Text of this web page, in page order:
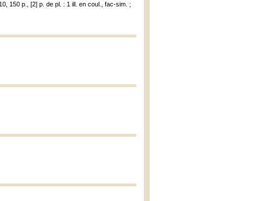
150 p., [2] p. de pl. : 1 ill. en coul., fac-sim. ;